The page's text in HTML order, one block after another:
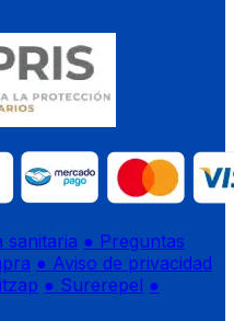
sanitaria ● Preguntas
● Aviso de privacidad
● Surerepel ●